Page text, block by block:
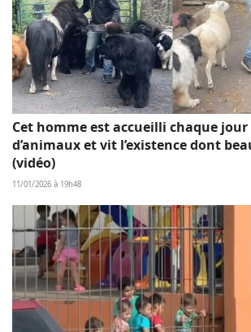
Cet homme est accueilli chaque
d’animaux et vit l’existence dont
(vidéo)
11/01/2026 à 19h48